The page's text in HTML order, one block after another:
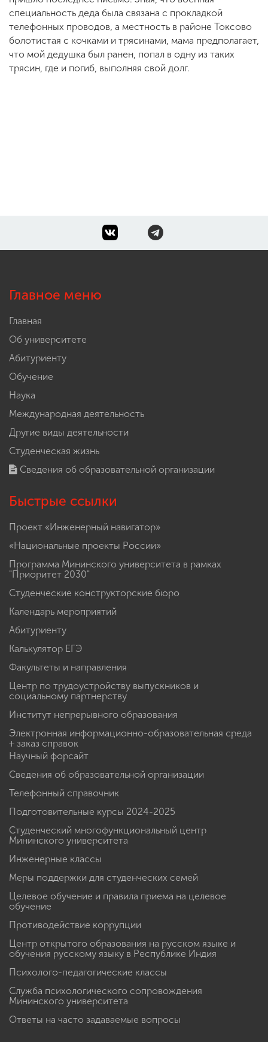
специальность деда была связана с прокладкой
телефонных проводов, а местность в районе Токсово
болотистая с кочками и трясинами, мама предполагает,
что мой дедушка был ранен, попал в одну из таких
трясин, где и погиб, выполняя свой долг.
Главное меню
Главная
Об университете
Абитуриенту
Обучение
Наука
Международная деятельность
Другие виды деятельности
Студенческая жизнь
Сведения об образовательной организации
Быстрые ссылки
Проект «Инженерный навигатор»
«Национальные проекты России»
Программа Мининского университета в рамках
"Приоритет 2030"
Студенческие конструкторские бюро
Календарь мероприятий
Абитуриенту
Калькулятор ЕГЭ
Факультеты и направления
Центр по трудоустройству выпускников и
социальному партнерству
Институт непрерывного образования
Электронная информационно-образовательная среда
+ заказ справок
Научный форсайт
Сведения об образовательной организации
Телефонный справочник
Подготовительные курсы 2024-2025
Студенческий многофункциональный центр
Мининского университета
Инженерные классы
Меры поддержки для студенческих семей
Целевое обучение и правила приема на целевое
обучение
Противодействие коррупции
Центр открытого образования на русском языке и
обучения русскому языку в Республике Индия
Психолого-педагогические классы
Служба психологического сопровождения
Мининского университета
Ответы на часто задаваемые вопросы